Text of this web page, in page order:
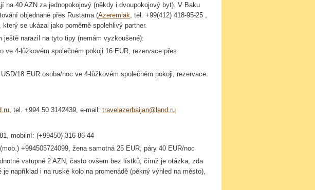
na 40 AZN za jednopokojový (někdy i dvoupokojový byt). V Baku
objednané přes Rustama(Azeremlak, tel. +99(412) 418-95-25 ,
se ukázal jako poměrně spolehlivý partner.
narazil na tyto tipy (nemám vyzkoušené):
ve 4-lůžkovém společném pokoji 16 EUR, rezervace přes
18 EUR osoba/noc ve 4-lůžkovém společném pokoji, rezervace
, tel. +994 50 3142439, e-mail: travelazerbaijan@land.ru
mobilní: (+99450) 316-86-44
+994505724099, žena samotná 25 EUR, páry 40 EUR/noc
vstupné 2 AZN, často ovšem bez lístků, čímž je otázka, zda
například i na ruské kolo na promenádě (pěkný výhled na město),